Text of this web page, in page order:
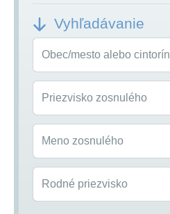
Vyhľadávanie
Obec/mesto alebo cintorín
Priezvisko zosnulého
Meno zosnulého
Rodné priezvisko